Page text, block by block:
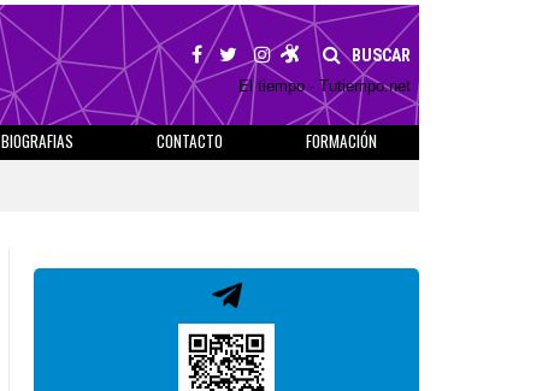
BUSCAR
El tiempo - Tutiempo.net
BIOGRAFIAS CONTACTO
FORMACIÓN